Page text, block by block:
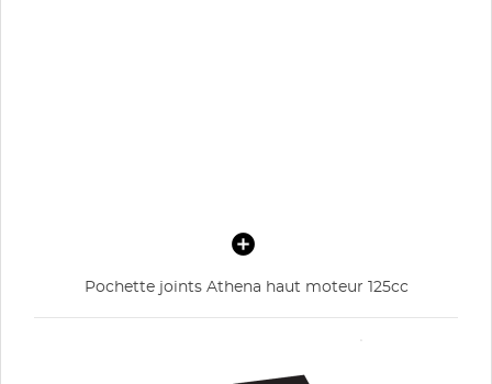
Pochette joints Athena haut moteur 125cc